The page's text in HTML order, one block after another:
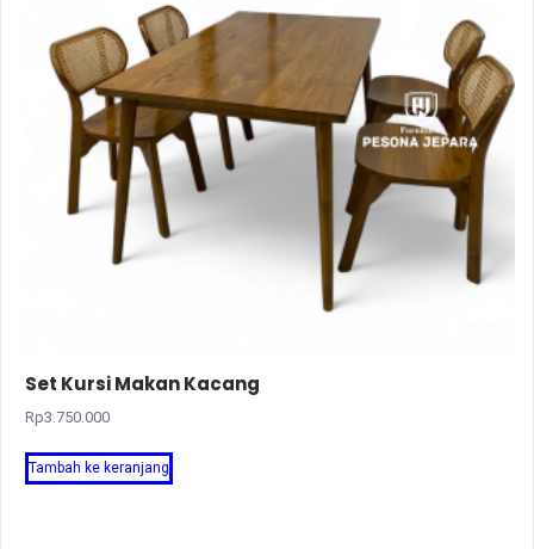
Set Kursi Makan Kacang
Rp3.750.000
Tambah ke keranjang